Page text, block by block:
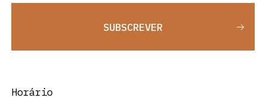
SUBSCREVER
Horário